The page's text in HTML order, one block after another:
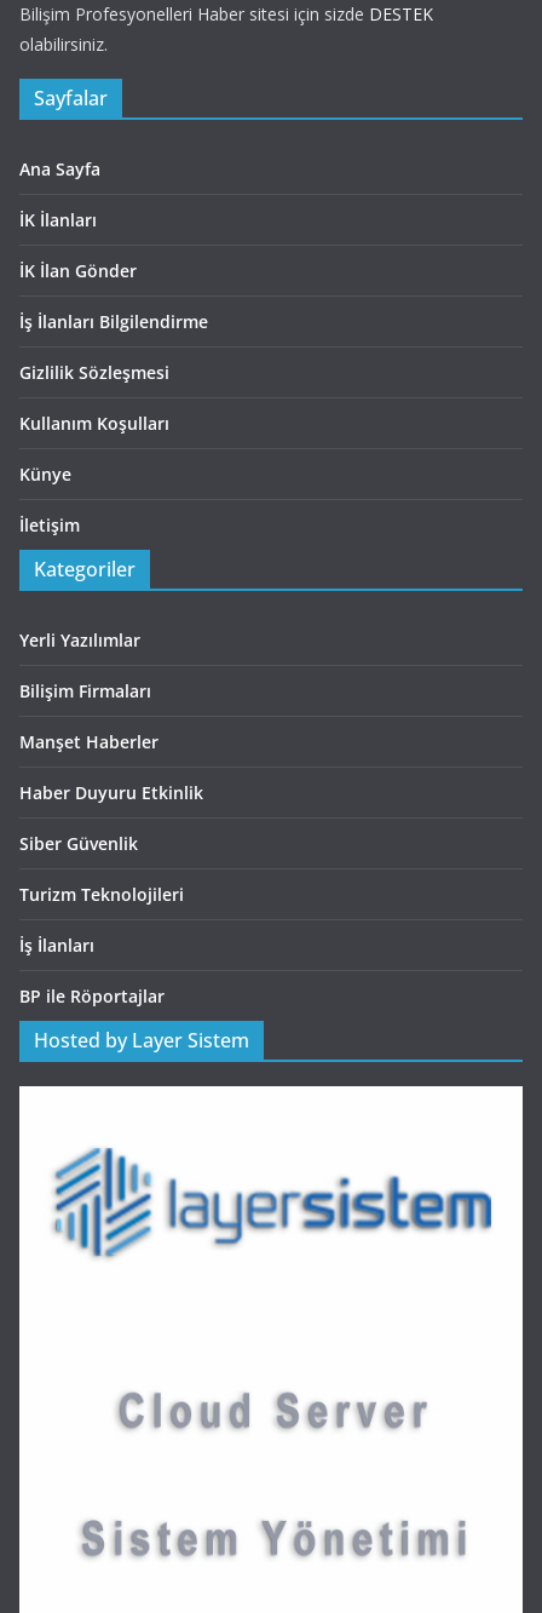
Bilişim Profesyonelleri Haber sitesi için sizde DESTEK
olabilirsiniz.
Sayfalar
Ana Sayfa
İK İlanları
İK İlan Gönder
İş İlanları Bilgilendirme
Gizlilik Sözleşmesi
Kullanım Koşulları
Künye
İletişim
Kategoriler
Yerli Yazılımlar
Bilişim Firmaları
Manşet Haberler
Haber Duyuru Etkinlik
Siber Güvenlik
Turizm Teknolojileri
İş İlanları
BP ile Röportajlar
Hosted by Layer Sistem